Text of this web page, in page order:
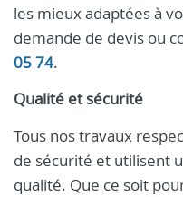
les mieux adaptées à
demande de devis ou
05 74.
Qualité et sécurité
Tous nos travaux
de sécurité et utilisent
qualité. Que ce soit